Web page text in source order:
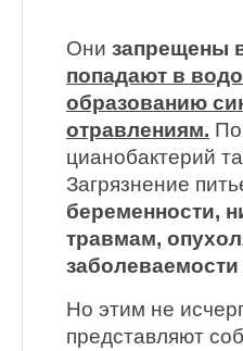
Они запрещены
попадают в
образованию
отравлениям.
цианобактерий
Загрязнение
беременности,
травмам,
Но этим не
представляют